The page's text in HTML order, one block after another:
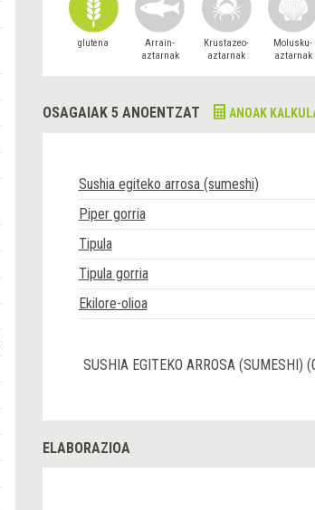
glutena
Arrain-
aztarnak
Krustazeo-
aztarnak
Molusku-
aztarnak
OSAGAIAK 5 ANOENTZAT ANOAK
Sushia egiteko arrosa (sumeshi)
Piper gorria
Tipula
Tipula gorria
Ekilore-olioa
SUSHIA EGITEKO ARROSA (SUMESHI)
ELABORAZIOA